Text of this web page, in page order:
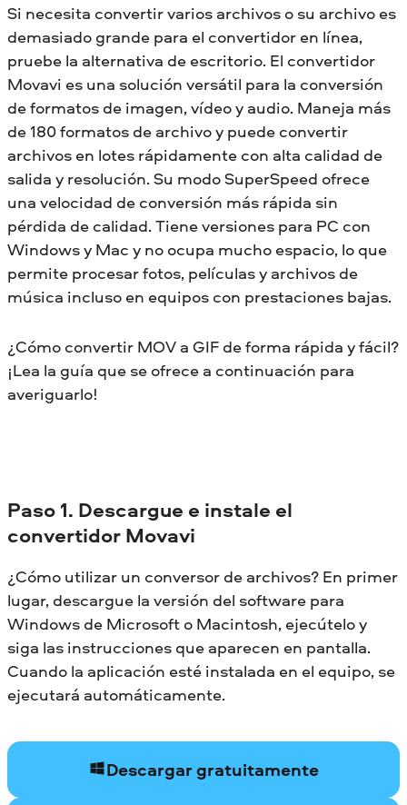
Si necesita convertir varios archivos o su archivo es
demasiado grande para el convertidor en línea,
pruebe la alternativa de escritorio. El convertidor
Movavi es una solución versátil para la conversión
de formatos de imagen, vídeo y audio. Maneja más
de 180 formatos de archivo y puede convertir
archivos en lotes rápidamente con alta calidad de
salida y resolución. Su modo SuperSpeed ofrece
una velocidad de conversión más rápida sin
pérdida de calidad. Tiene versiones para PC con
Windows y Mac y no ocupa mucho espacio, lo que
permite procesar fotos, películas y archivos de
música incluso en equipos con prestaciones bajas.
¿Cómo convertir MOV a GIF de forma rápida y fácil?
¡Lea la guía que se ofrece a continuación para
averiguarlo!
Paso 1. Descargue e instale el
convertidor Movavi
¿Cómo utilizar un conversor de archivos? En primer
lugar, descargue la versión del software para
Windows de Microsoft o Macintosh, ejecútelo y
siga las instrucciones que aparecen en pantalla.
Cuando la aplicación esté instalada en el equipo, se
ejecutará automáticamente.
Descargar gratuitamente